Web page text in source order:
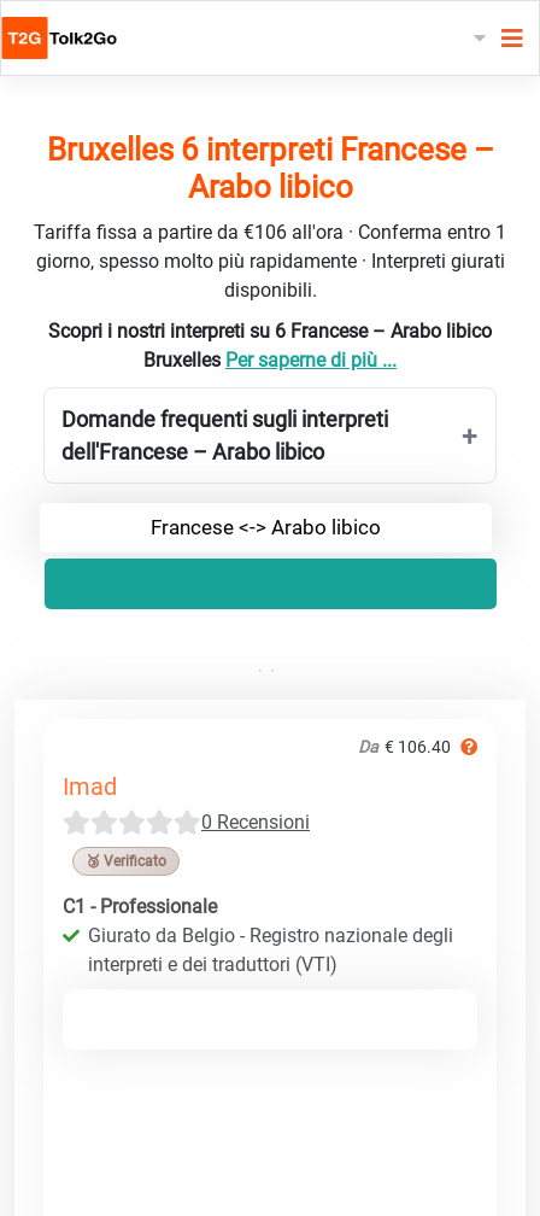
Bruxelles 6 interpreti Francese –
Arabo libico
Tariffa fissa a partire da €106 all'ora · Conferma entro 1
giorno, spesso molto più rapidamente · Interpreti giurati
disponibili.
Scopri i nostri interpreti su 6 Francese – Arabo libico
Bruxelles Per saperne di più ...
Domande frequenti sugli interpreti
dell'Francese – Arabo libico
Francese <-> Arabo libico
Da € 106.40
Imad
0 Recensioni
🥉 Verificato
C1 - Professionale
Giurato da Belgio - Registro nazionale degli
interpreti e dei traduttori (VTI)